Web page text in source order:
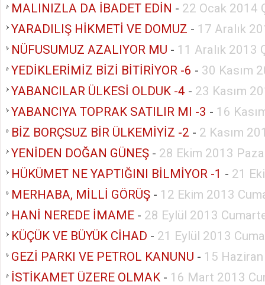
MALINIZLA DA İBADET EDİN - 22 Ocak 2014
YARADILIŞ HİKMETİ VE DOMUZ - 17 Aralık
NÜFUSUMUZ AZALIYOR MU - 11 Aralık 2013
YEDİKLERİMİZ BİZİ BİTİRİYOR -6 - 30 Kasım
YABANCILAR ÜLKESİ OLDUK -4 - 23 Kasım
YABANCIYA TOPRAK SATILIR MI -3 - 16
BİZ BORÇSUZ BİR ÜLKEMİYİZ -2 - 2 Kasım
YENİDEN DOĞAN GÜNEŞ - 28 Ekim 2013
HÜKÜMET NE YAPTIĞINI BİLMİYOR -1 - 21
MERHABA, MİLLİ GÖRÜŞ - 12 Ekim 2013
HANİ NEREDE İMAME - 28 Eylül 2013
KÜÇÜK VE BÜYÜK CİHAD - 21 Eylül 2013
GEZİ PARKI VE PETROL KANUNU - 15
İSTİKAMET ÜZERE OLMAK - 16 Mart 2013